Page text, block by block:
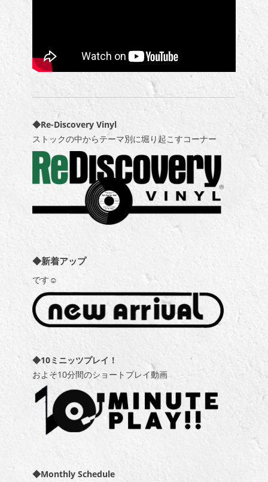
◆Re-Discovery Vinyl
ストックの中からテーマ別に堀り起こすコーナー
◆新着アップ
です☺
◆10ミニッツプレイ！
およそ10分間のショートプレイ動画
◆Monthly Schedule